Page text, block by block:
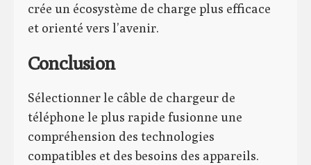
crée un écosystème de charge plus efficace
et orienté vers l’avenir.
Conclusion
Sélectionner le câble de chargeur de
téléphone le plus rapide fusionne une
compréhension des technologies
compatibles et des besoins des appareils.